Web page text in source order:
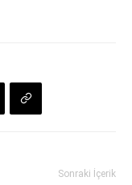
Sonraki İçerik